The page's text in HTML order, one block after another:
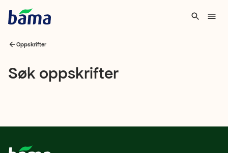
Oppskrifter
Søk
Søk oppskrifter